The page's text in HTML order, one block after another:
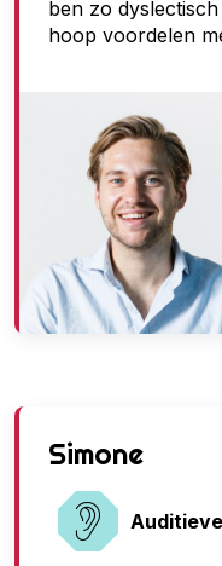
ben zo
hoop voordelen
G
e
Simone